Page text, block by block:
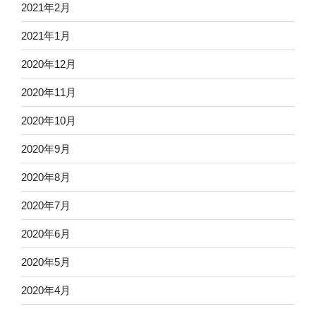
2021年2月
2021年1月
2020年12月
2020年11月
2020年10月
2020年9月
2020年8月
2020年7月
2020年6月
2020年5月
2020年4月